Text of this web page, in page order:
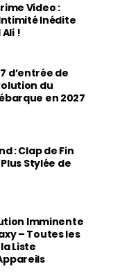
Video :
Inédite
!
d’entrée de
du
en 2027
: Clap de Fin
Stylée de
Imminente
– Toutes les
Liste